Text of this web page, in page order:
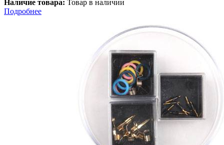
Наличие товара: Товар в наличии
Подробнее